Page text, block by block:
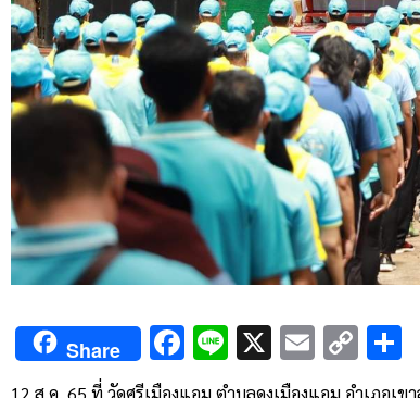
Share Facebook
Line
X Email
Copy
12 ส.ค. 65 ที่ วัดศรีเมืองแอม ตำบลดงเมืองแอม อำเภอเข